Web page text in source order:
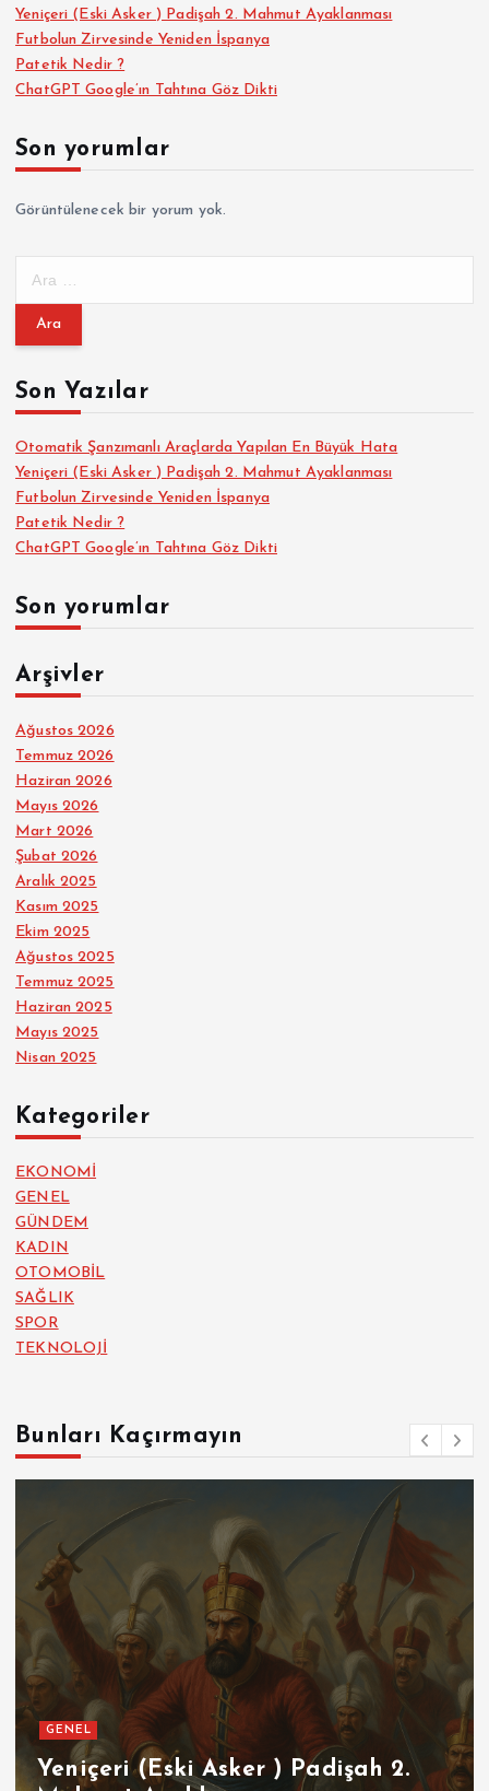
Yeniçeri (Eski Asker ) Padişah 2. Mahmut Ayaklanması
Futbolun Zirvesinde Yeniden İspanya
Patetik Nedir ?
ChatGPT Google’ın Tahtına Göz Dikti
Son yorumlar
Görüntülenecek bir yorum yok.
m
:Son Yazılar
Otomatik Şanzımanlı Araçlarda Yapılan En Büyük Hata
Yeniçeri (Eski Asker ) Padişah 2. Mahmut Ayaklanması
Futbolun Zirvesinde Yeniden İspanya
Patetik Nedir ?
ChatGPT Google’ın Tahtına Göz Dikti
Son yorumlar
Arşivler
Ağustos 2026
Temmuz 2026
Haziran 2026
Mayıs 2026
Mart 2026
Şubat 2026
Aralık 2025
Kasım 2025
Ekim 2025
Ağustos 2025
Temmuz 2025
Haziran 2025
Mayıs 2025
Nisan 2025
Kategoriler
EKONOMİ
GENEL
GÜNDEM
KADIN
OTOMOBİL
SAĞLIK
SPOR
TEKNOLOJİ
Bunları Kaçırmayın
GENEL
Yeniçeri (Eski Asker ) Padişah 2.